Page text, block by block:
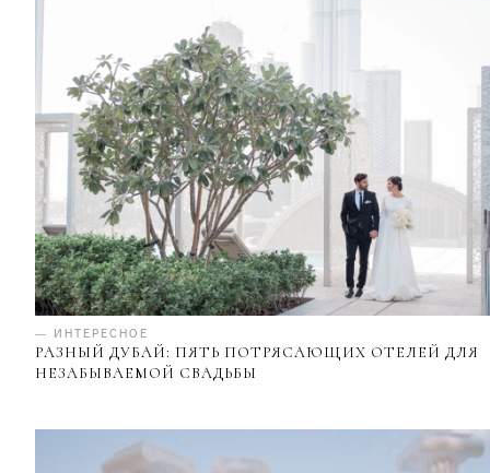
— ИНТЕРЕСНОЕ
РАЗНЫЙ ДУБАЙ: ПЯТЬ ПОТРЯСАЮЩИХ ОТЕЛЕЙ ДЛЯ
НЕЗАБЫВАЕМОЙ СВАДЬБЫ